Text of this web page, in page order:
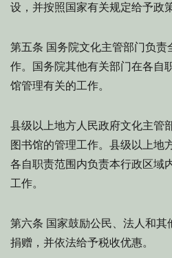
设，并按照国家有关规定给予政
第五条 国务院文化主管部门负
作。国务院其他有关部门在各自
馆管理有关的工作。
县级以上地方人民政府文化主管
图书馆的管理工作。县级以上地
各自职责范围内负责本行政区域
工作。
第六条 国家鼓励公民、法人和
捐赠，并依法给予税收优惠。